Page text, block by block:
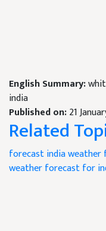
English Summary:
india
Published on:21
Related
forecastindia
weather forecast for